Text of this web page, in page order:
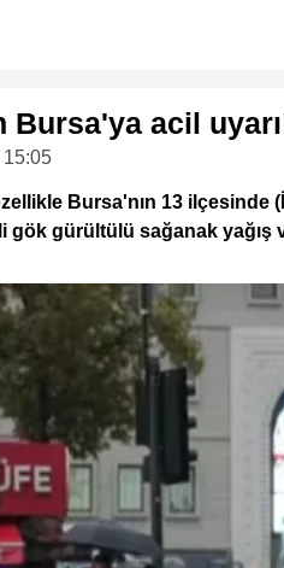
Bursa'ya acil
15:05
Bursa'nın 13 ilçesinde
gürültülü sağanak yağış